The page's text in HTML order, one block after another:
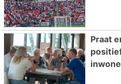
Praat